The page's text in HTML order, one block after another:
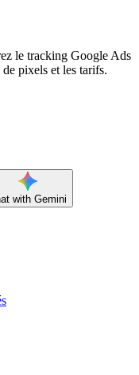
le tracking Google Ads
pixels et les tarifs.
with Gemini